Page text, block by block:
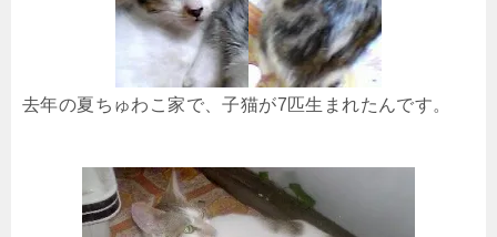
去年の夏ちゅわこ家で、子猫が7匹生まれたんです。